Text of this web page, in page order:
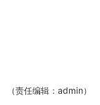
（责任编辑：admin）